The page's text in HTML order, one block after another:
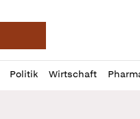
Deutsche
Politik Wirtschaft
Profil
öffnen
Daz
Pur